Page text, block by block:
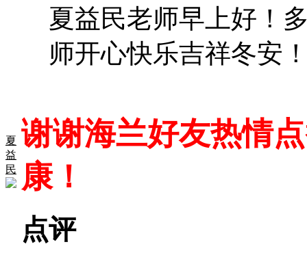
夏
益
民
夏益民老师早上好！
师开心快乐吉祥冬安
谢谢海兰好友热情
康！
点评